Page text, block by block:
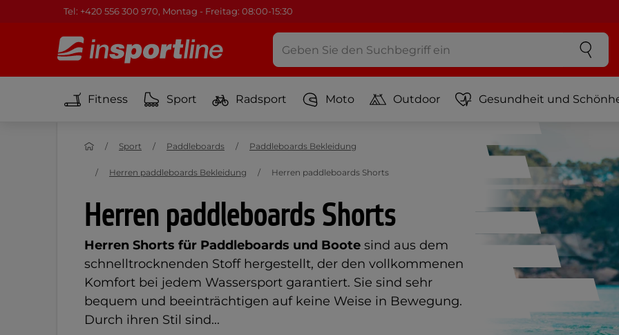
Tel: +420 556 300 970, Montag - Freitag: 08:00-15:30
Fitness Sport Radsport Moto Outdoor Gesundheit und
Herren paddleboards Shorts
Herren Shorts für Paddleboards und Boote sind aus dem
schnelltrocknenden Stoff hergestellt, der den vollkommenen
Komfort bei jedem Wassersport garantiert. Sie sind sehr
bequem und beeinträchtigen auf keine Weise in Bewegung.
Durch ihren Stil sind...
Sport Paddleboards Paddleboards Bekleidung
Herren paddleboards Bekleidung Herren paddleboards Shorts